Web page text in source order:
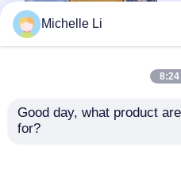
Referenzen
Geophysikalisches
Glutsiegel Integrität
Anzeiger Packer
Michelle Li
8:24
Good day, what product
for?